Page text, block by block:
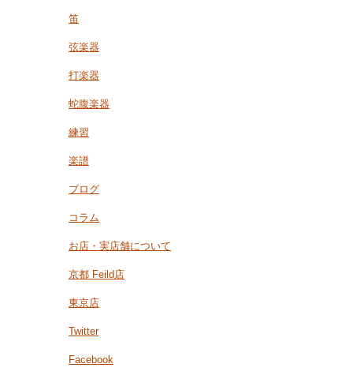
笛
弦楽器
打楽器
蛇腹楽器
練習
楽譜
ブログ
コラム
お店・実店舗について
京都 Feild店
東京店
Twitter
Facebook